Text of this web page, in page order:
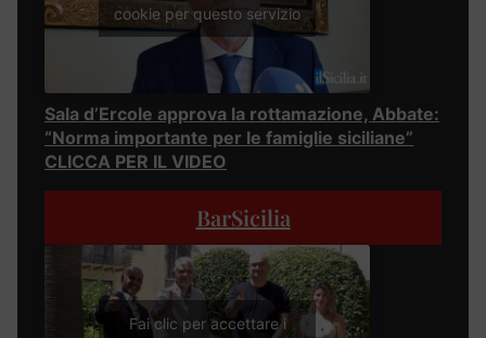
cookie per questo servizio
Sala d’Ercole approva la rottamazione, Abbate:
“Norma importante per le famiglie siciliane”
CLICCA PER IL VIDEO
BarSicilia
Fai clic per accettare i